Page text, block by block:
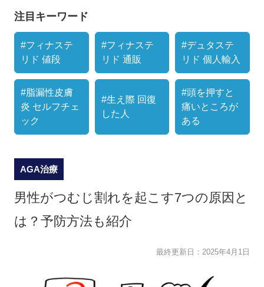
注目キーワード
#フィナステ
リド 値段
#フィナステ
リド 通販
#デュタステ
リド 個人輸入
#脂漏性皮膚
炎 セルフチェ
ック
#生え際 回復
した人
#頭を押すと
痛いところが
ある
AGA治療
男性がつむじ割れを起こす7つの原因と
は？予防方法も紹介
最終更新日：2025年4月1日